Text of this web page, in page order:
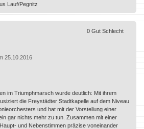
Lauf/Pegnitz
25.10.2016
im Triumphmarsch wurde deutlich: Mit ihrem
die Freystädter Stadtkapelle auf dem Niveau
und hat mit der Vorstellung einer
gar nichts mehr zu tun. Zusammen mit einer
und Nebenstimmen präzise voneinander
0 Gut Schlecht